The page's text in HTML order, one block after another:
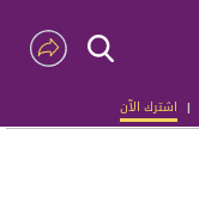
| اشترك الآن